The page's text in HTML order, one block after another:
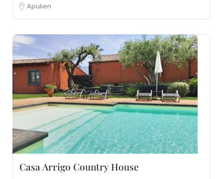
Apulien
Casa Arrigo Country House